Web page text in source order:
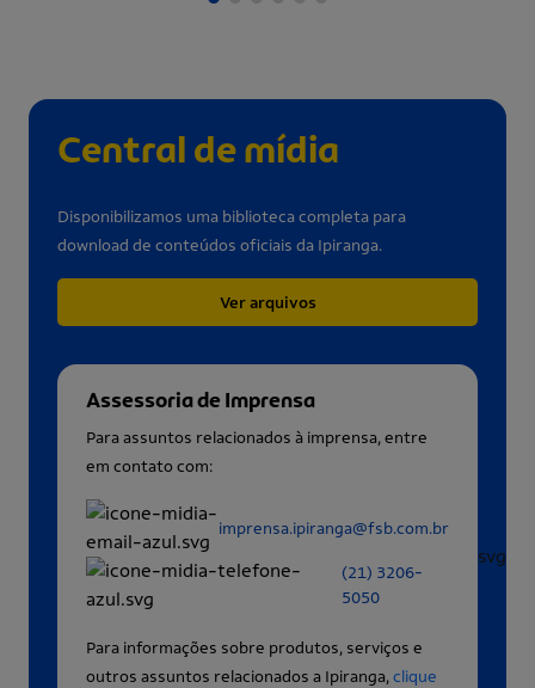
Central de mídia
Disponibilizamos uma biblioteca completa para
download de conteúdos oficiais da Ipiranga.
Ver arquivos
Assessoria de Imprensa
Para assuntos relacionados à imprensa, entre
em contato com:
imprensa.ipiranga@fsb.com.br
(21) 3206-
5050
Para informações sobre produtos, serviços e
outros assuntos relacionados a Ipiranga,clique